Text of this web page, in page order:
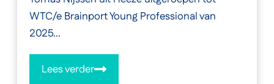
WTC/e Brainport Young Professional van
2025...
Lees verder